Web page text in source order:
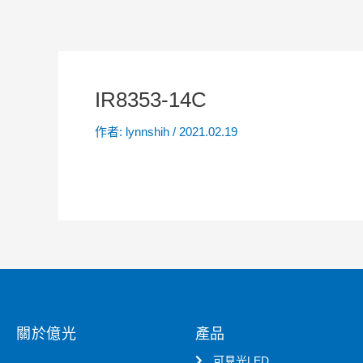
IR8353-14C
作者: lynnshih / 2021.02.19
關於億光 產品